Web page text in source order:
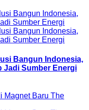
Bangun Indonesia,
Jadi Sumber Energi